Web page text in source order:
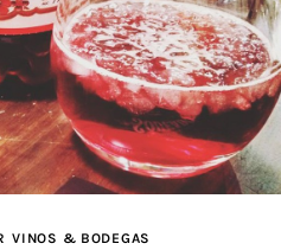
VINOS & BODEGAS